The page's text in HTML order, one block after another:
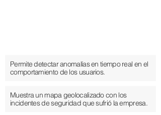
Permite detectar anomalías en tiempo real en el
comportamiento de los usuarios.
Muestra un mapa geolocalizado con los
incidentes de seguridad que sufrió la empresa.